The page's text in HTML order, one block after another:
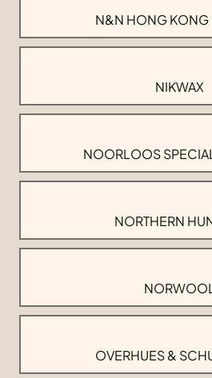
N&N HONG KONG
NIKWAX
NOORLOOS
NORTHERN
OVERHUES &